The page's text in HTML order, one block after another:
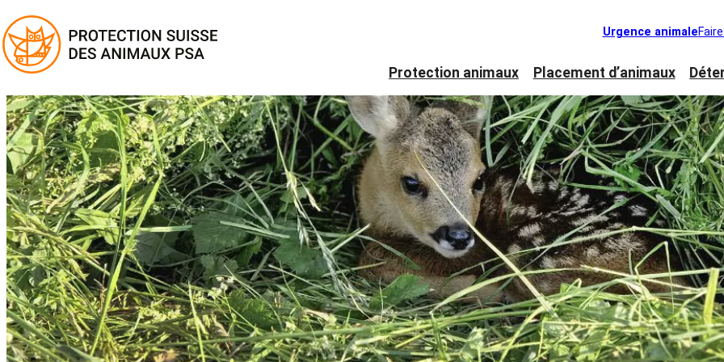
Urgence animale
Protection animaux Placement d’animaux